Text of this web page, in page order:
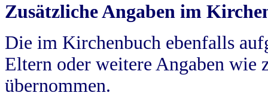
Zusätzliche Angaben im
Die im Kirchenbuch ebenfalls
Eltern oder weitere Angaben wie
übernommen.